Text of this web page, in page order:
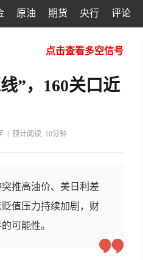
原油 期货 央行 评论
点击查看多空信号
”，160关口近
|预计阅读: 10分钟
推高油价、美日利差
值压力持续加剧，财
可能性。